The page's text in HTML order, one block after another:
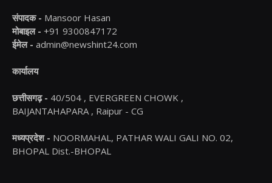
संपादक - Mansoor Hasan
मोबाइल - +91 9300847172
ईमेल - admin@newshint24.com
कार्यालय
छत्तीसगढ़ - 40/504 , EVERGREEN CHOWK ,
BAIJANTAHAPARA , Raipur - CG
मध्यप्रदेश - NOORMAHAL, PATHAR WALI GALI NO. 02,
BHOPAL Dist.-BHOPAL